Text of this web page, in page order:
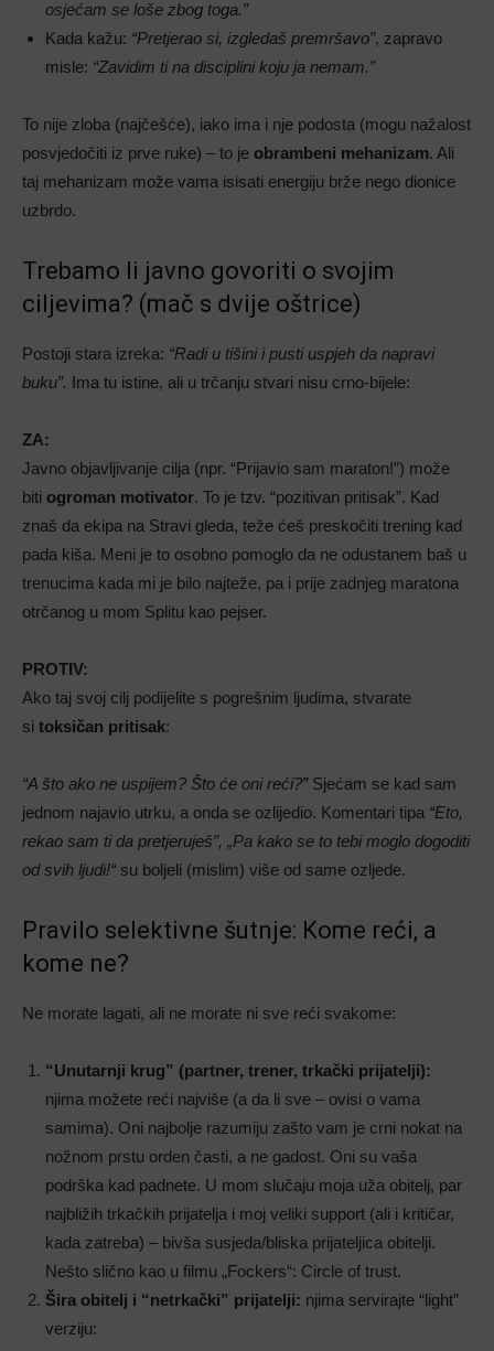
osjećam se loše zbog toga.”
Kada kažu: “Pretjerao si, izgledaš premršavo”, zapravo
misle: “Zavidim ti na disciplini koju ja nemam.”
To nije zloba (najčešće), iako ima i nje podosta (mogu nažalost
posvjedočiti iz prve ruke) – to je obrambeni mehanizam. Ali
taj mehanizam može vama isisati energiju brže nego dionice
uzbrdo.
Trebamo li javno govoriti o svojim
ciljevima? (mač s dvije oštrice)
Postoji stara izreka: “Radi u tišini i pusti uspjeh da napravi
buku”. Ima tu istine, ali u trčanju stvari nisu crno-bijele:
ZA:
Javno objavljivanje cilja (npr. “Prijavio sam maraton!”) može
biti ogroman motivator. To je tzv. “pozitivan pritisak”. Kad
znaš da ekipa na Stravi gleda, teže ćeš preskočiti trening kad
pada kiša. Meni je to osobno pomoglo da ne odustanem baš u
trenucima kada mi je bilo najteže, pa i prije zadnjeg maratona
otrčanog u mom Splitu kao pejser.
PROTIV:
Ako taj svoj cilj podijelite s pogrešnim ljudima, stvarate
si toksičan pritisak:
“A što ako ne uspijem? Što će oni reći?”Sjećam se kad sam
jednom najavio utrku, a onda se ozlijedio. Komentari tipa “Eto,
rekao sam ti da pretjeruješ”, „Pa kako se to tebi moglo dogoditi
od svih ljudi!“ su boljeli (mislim) više od same ozljede.
Pravilo selektivne šutnje: Kome reći, a
kome ne?
Ne morate lagati, ali ne morate ni sve reći svakome:
“Unutarnji krug” (partner, trener, trkački prijatelji):
njima možete reći najviše (a da li sve – ovisi o vama
samima). Oni najbolje razumiju zašto vam je crni nokat na
nožnom prstu orden časti, a ne gadost. Oni su vaša
podrška kad padnete. U mom slučaju moja uža obitelj, par
najbližih trkačkih prijatelja i moj veliki support (ali i kritičar,
kada zatreba) – bivša susjeda/bliska prijateljica obitelji.
Nešto slično kao u filmu „Fockers“: Circle of trust.
Šira obitelj i “netrkački” prijatelji: njima servirajte “light”
verziju: